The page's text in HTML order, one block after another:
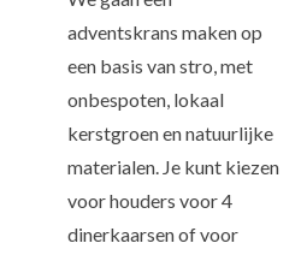
adventskrans maken op
een basis van stro, met
onbespoten, lokaal
kerstgroen en natuurlijke
materialen. Je kunt kiezen
voor houders voor 4
dinerkaarsen of voor